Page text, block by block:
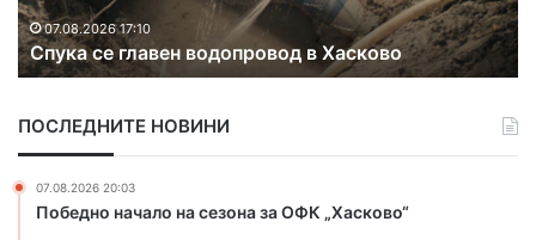
о
д
з
ж
е
Оранжев код за жеги и екстремен риск от
пожари в Хасковска област
ПОСЛЕДНИТЕ НОВИНИ
07.08.2026 20:03
Победно начало на сезона за ОФК „Хасково“